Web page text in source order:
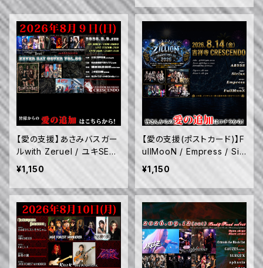
【愛の支援】あさみバスガー
ルwith Zeruel / ユキSESS
ION / BILION DOLLER BA
BIES / U.F.O(未確認不良
オジさん) / LAID ZEPPELI
N (8/9)
¥1,150
【愛の支援(ポストカード)】F
ullMooN / Empress / Siri
us / ABYSS (8/14)
¥1,150